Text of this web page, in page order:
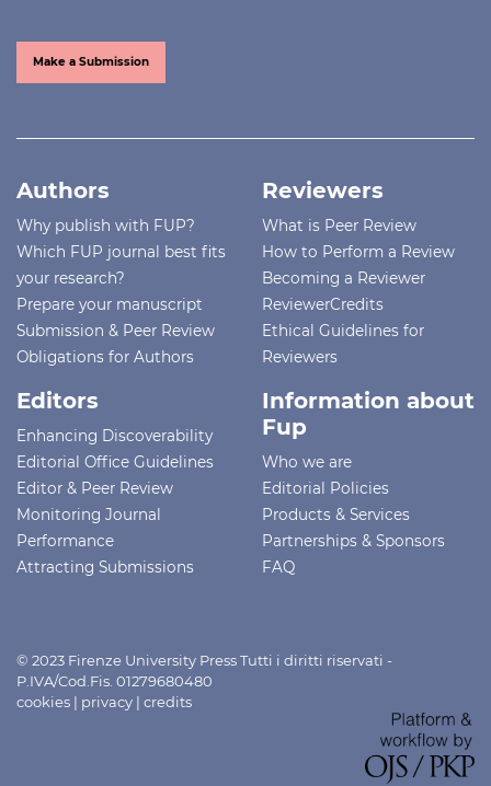
Make a Submission
Authors
Why publish with FUP?
Which FUP journal best fits
your research?
Prepare your manuscript
Submission & Peer Review
Obligations for Authors
Reviewers
What is Peer Review
How to Perform a Review
Becoming a Reviewer
ReviewerCredits
Ethical Guidelines for
Reviewers
Editors
Enhancing Discoverability
Editorial Office Guidelines
Editor & Peer Review
Monitoring Journal
Performance
Attracting Submissions
Information about
Fup
Who we are
Editorial Policies
Products & Services
Partnerships & Sponsors
FAQ
© 2023 Firenze University Press Tutti i diritti riservati -
P.IVA/Cod.Fis. 01279680480
cookies | privacy | credits